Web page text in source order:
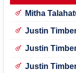
Mitha
Justin
Justin
Justin